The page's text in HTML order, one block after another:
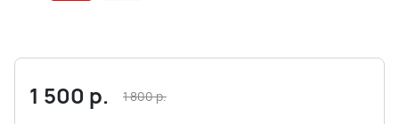
1 500 р. 1 800р.